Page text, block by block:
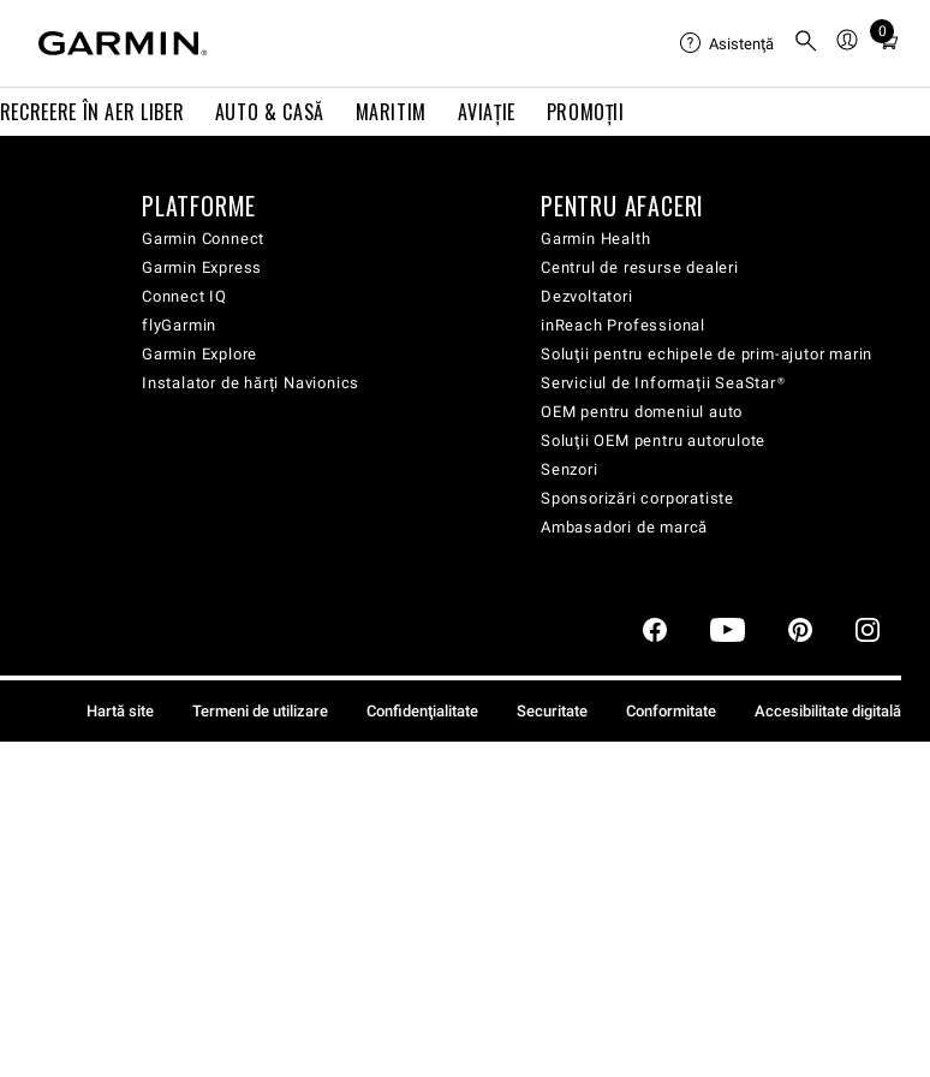
RECREERE ÎN AER LIBER AUTO & CASĂ MARITIM AVIAŢIE PROMOȚII
Asistenţă
0
Total
cart:
PLATFORME
Garmin Connect
Garmin Express
Connect IQ
flyGarmin
Garmin Explore
Instalator de hărți Navionics
PENTRU AFACERI
Garmin Health
Centrul de resurse dealeri
Dezvoltatori
inReach Professional
Soluţii pentru echipele de prim-ajutor marin
Serviciul de Informații SeaStar®
OEM pentru domeniul auto
Soluţii OEM pentru autorulote
Senzori
Sponsorizări corporatiste
Ambasadori de marcă
Hartă site Termeni de utilizare Confidenţialitate Securitate Conformitate Accesibilitate digitală